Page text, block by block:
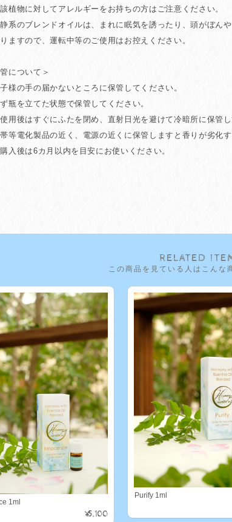
植物に対してアレルギーをお持ちの方はご注意ください。
系のブレンドオイルは、まれに眠気を誘ったり、頭がぼん
ますので、運転中等のご使用はお控えください。
について＞
様の手の届かないところに保管してください。
瓶を立てた状態で保管してください。
用後はすぐにふたを閉め、直射日光を避けて冷暗所に保管し
等電化製品の近く、電源の近くに保管しますと香りが劣化す
入後は6カ月以内を目安にお使いください。
RELATED
この商品を見ている人はこんな
1ml
¥5,100
Purify 1ml